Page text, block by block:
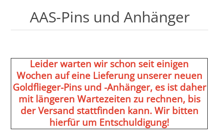
AAS-Pins und Anhänger
Leider warten wir schon seit einigen
Wochen auf eine Lieferung unserer neuen
Goldflieger-Pins und -Anhänger, es ist daher
mit längeren Wartezeiten zu rechnen, bis
der Versand stattfinden kann. Wir bitten
hierfür um Entschuldigung!